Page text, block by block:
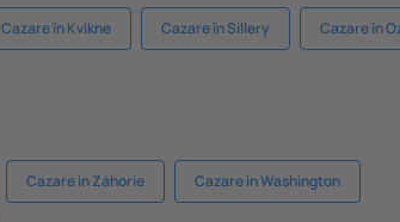
Cazare în Kvikne Cazare în Sillery Cazare în
Cazare in Záhorie Cazare in Washington